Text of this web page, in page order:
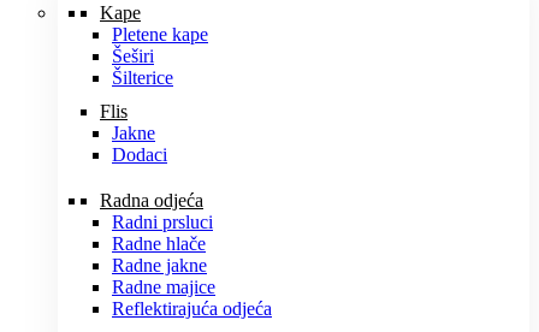
Kape
Pletene kape
Šeširi
Šilterice
Flis
Jakne
Dodaci
Radna odjeća
Radni prsluci
Radne hlače
Radne jakne
Radne majice
Reflektirajuća odjeća